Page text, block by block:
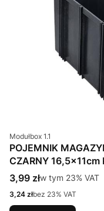
Kod produktu
Modułbox 1.1
POJEMNIK
CZARNY 16,5x11cm
Cena brutto
3,99 złw tym %s VAT
w tym 23% VAT
Cena netto
3,24 złbez 23% VAT